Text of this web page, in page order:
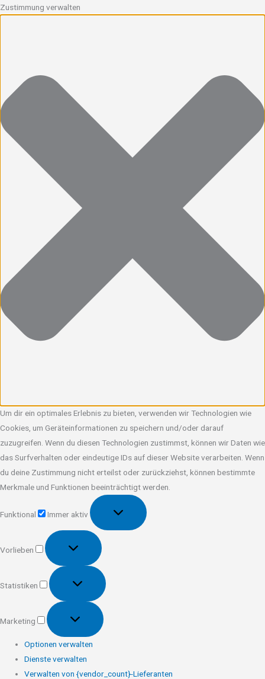
Zustimmung verwalten
Um dir ein optimales Erlebnis zu bieten, verwenden wir Technologien wie
Cookies, um Geräteinformationen zu speichern und/oder darauf
zuzugreifen. Wenn du diesen Technologien zustimmst, können wir Daten wie
das Surfverhalten oder eindeutige IDs auf dieser Website verarbeiten. Wenn
du deine Zustimmung nicht erteilst oder zurückziehst, können bestimmte
Merkmale und Funktionen beeinträchtigt werden.
Funktional
Immer aktiv
Vorlieben
Vorlieben
Statistiken
Statistiken
Marketing
Marketing
Optionen verwalten
Dienste verwalten
Verwalten von {vendor_count}-Lieferanten